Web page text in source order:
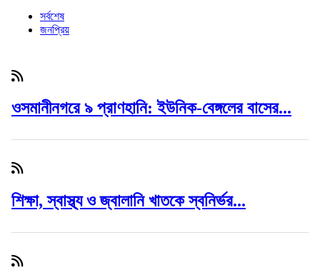
সর্বশেষ
জনপ্রিয়
ওসমানীনগরে ৯ প্রাণহানি: ইউনিক-বেঙ্গলের বাসের...
শিক্ষা, স্বাস্থ্য ও জ্বালানি খাতকে স্বনির্ভর...